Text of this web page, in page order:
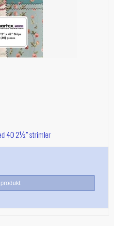
40 2½" strimler